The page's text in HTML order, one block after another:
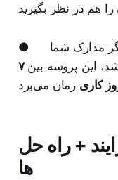
● مدارک شما
این پروسه بین۷
+ راه حل
ها